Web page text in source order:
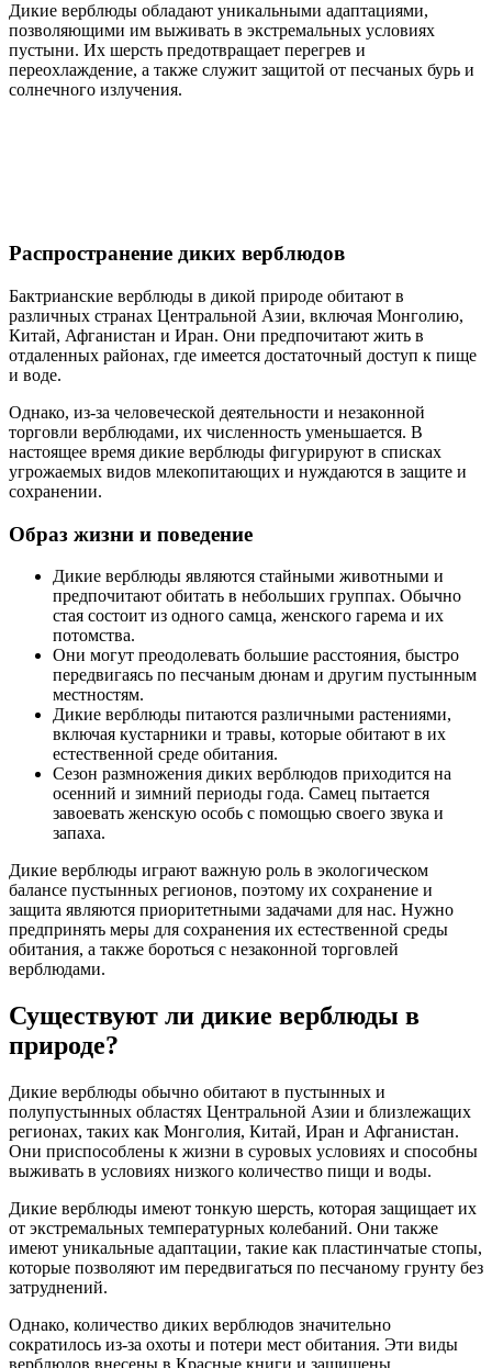
Дикие верблюды обладают уникальными адаптациями,
позволяющими им выживать в экстремальных условиях
пустыни. Их шерсть предотвращает перегрев и
переохлаждение, а также служит защитой от песчаных бурь и
солнечного излучения.
Распространение диких верблюдов
Бактрианские верблюды в дикой природе обитают в
различных странах Центральной Азии, включая Монголию,
Китай, Афганистан и Иран. Они предпочитают жить в
отдаленных районах, где имеется достаточный доступ к пище
и воде.
Однако, из-за человеческой деятельности и незаконной
торговли верблюдами, их численность уменьшается. В
настоящее время дикие верблюды фигурируют в списках
угрожаемых видов млекопитающих и нуждаются в защите и
сохранении.
Образ жизни и поведение
Дикие верблюды являются стайными животными и
предпочитают обитать в небольших группах. Обычно
стая состоит из одного самца, женского гарема и их
потомства.
Они могут преодолевать большие расстояния, быстро
передвигаясь по песчаным дюнам и другим пустынным
местностям.
Дикие верблюды питаются различными растениями,
включая кустарники и травы, которые обитают в их
естественной среде обитания.
Сезон размножения диких верблюдов приходится на
осенний и зимний периоды года. Самец пытается
завоевать женскую особь с помощью своего звука и
запаха.
Дикие верблюды играют важную роль в экологическом
балансе пустынных регионов, поэтому их сохранение и
защита являются приоритетными задачами для нас. Нужно
предпринять меры для сохранения их естественной среды
обитания, а также бороться с незаконной торговлей
верблюдами.
Существуют ли дикие верблюды в
природе?
Дикие верблюды обычно обитают в пустынных и
полупустынных областях Центральной Азии и близлежащих
регионах, таких как Монголия, Китай, Иран и Афганистан.
Они приспособлены к жизни в суровых условиях и способны
выживать в условиях низкого количество пищи и воды.
Дикие верблюды имеют тонкую шерсть, которая защищает их
от экстремальных температурных колебаний. Они также
имеют уникальные адаптации, такие как пластинчатые стопы,
которые позволяют им передвигаться по песчаному грунту без
затруднений.
Однако, количество диких верблюдов значительно
сократилось из-за охоты и потери мест обитания. Эти виды
верблюдов внесены в Красные книги и защищены